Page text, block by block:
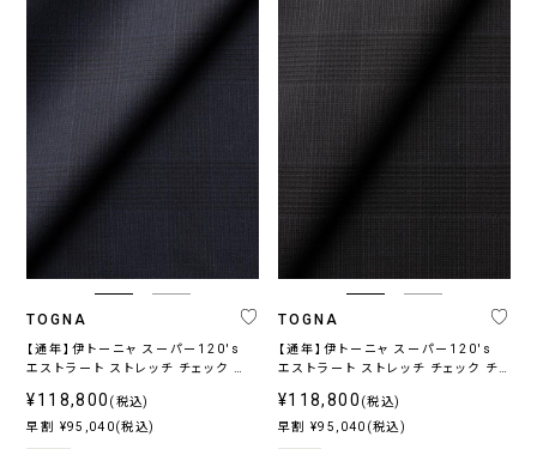
TOGNA
【通年】伊トーニャ スーパー120's
エストラート ストレッチ チェック ネ
¥118,800 (税込)
早割 ¥95,040(税込)
TOGNA
【通年】伊トーニャ スーパー120's
エストラート ストレッチ チェック チ
¥118,800 (税込)
早割 ¥95,040(税込)